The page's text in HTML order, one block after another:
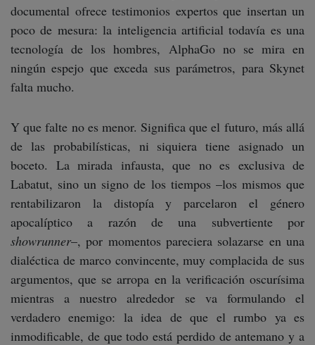
documental ofrece testimonios expertos que insertan un
poco de mesura: la inteligencia artificial todavía es una
tecnología de los hombres, AlphaGo no se mira en
ningún espejo que exceda sus parámetros, para Skynet
falta mucho.
Y que falte no es menor. Significa que el futuro, más allá
de las probabilísticas, ni siquiera tiene asignado un
boceto. La mirada infausta, que no es exclusiva de
Labatut, sino un signo de los tiempos –los mismos que
rentabilizaron la distopía y parcelaron el género
apocalíptico a razón de una subvertiente por
showrunner–, por momentos pareciera solazarse en una
dialéctica de marco convincente, muy complacida de sus
argumentos, que se arropa en la verificación oscurísima
mientras a nuestro alrededor se va formulando el
verdadero enemigo: la idea de que el rumbo ya es
inmodificable, de que todo está perdido de antemano y a